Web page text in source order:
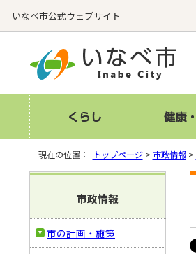
いなべ市公式ウェブサイト
現在の位置： トップページ> 市政情報>
市政情報
市の計画・施策